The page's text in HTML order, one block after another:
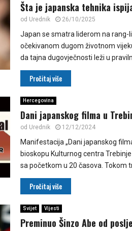
Šta je japanska tehnika
od Urednik 26/10/2025
Japan se smatra liderom na rang-
očekivanom dugom životnom
da tajna dugovječnosti leži u
Pročitaj više
Hercegovina
Dani japanskog filma u
od Urednik 12/12/2024
Manifestacija „Dani japanskog
bioskopu Kulturnog centra
sa početkom u 20 časova. Tokom
Pročitaj više
Svijet Vijesti
Preminuo Šinzo Abe od